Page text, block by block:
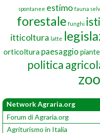
spontanee estimo fauna
forestale funghi
itticoltura latte
orticoltura paesaggio
politica
Network Agraria.org
Forum di Agraria.org
Agriturismo in Italia